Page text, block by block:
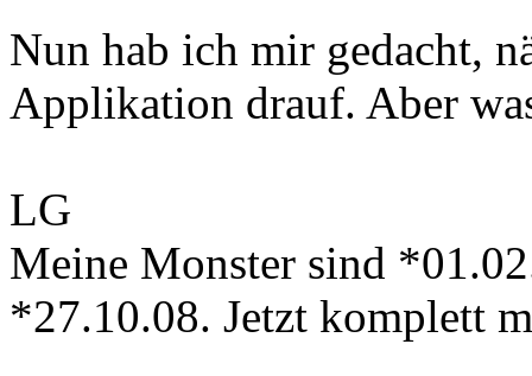
Nun hab ich mir gedacht,
Applikation drauf. Aber
LG
Meine Monster sind
*27.10.08. Jetzt komplett